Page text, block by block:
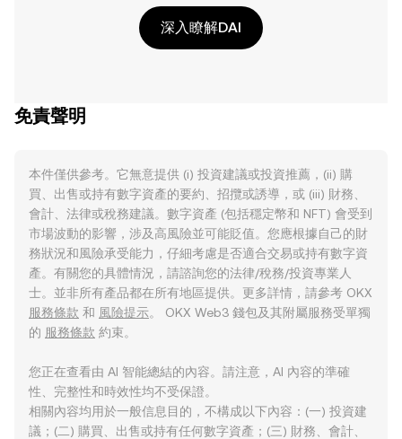
深入瞭解DAI
免責聲明
本件僅供參考。它無意提供 (i) 投資建議或投資推薦，(ii) 購
買、出售或持有數字資產的要約、招攬或誘導，或 (iii) 財務、
會計、法律或稅務建議。數字資產 (包括穩定幣和 NFT) 會受到
市場波動的影響，涉及高風險並可能貶值。您應根據自己的財
務狀況和風險承受能力，仔細考慮是否適合交易或持有數字資
產。有關您的具體情況，請諮詢您的法律/稅務/投資專業人
士。並非所有產品都在所有地區提供。更多詳情，請參考 OKX
服務條款 和 風險提示。 OKX Web3 錢包及其附屬服務受單獨
的 服務條款 約束。
您正在查看由 AI 智能總結的內容。請注意，AI 內容的準確
性、完整性和時效性均不受保證。
相關內容均用於一般信息目的，不構成以下內容：(一) 投資建
議；(二) 購買、出售或持有任何數字資產；(三) 財務、會計、